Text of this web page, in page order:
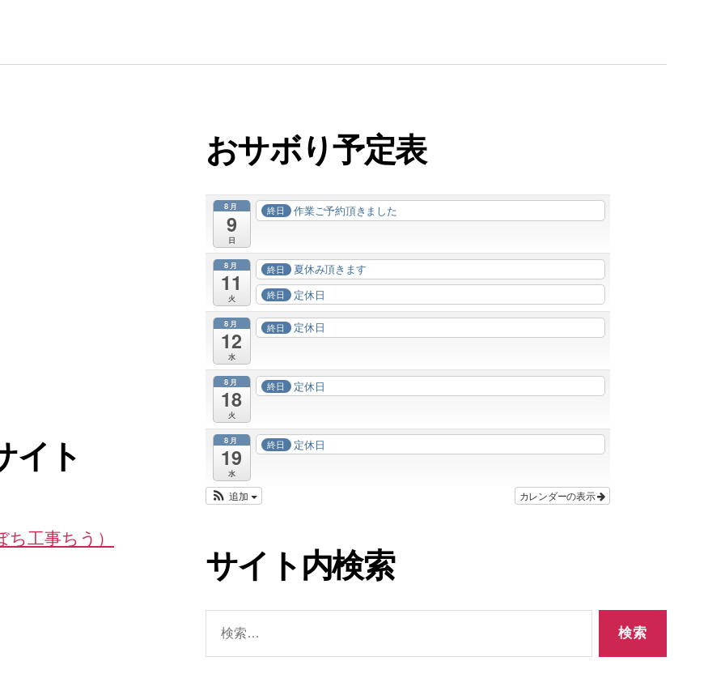
イト
工事ちう）
おサボり予定表
8月
9
日
終日 作業ご予約頂きました
8月
11
火
終日 夏休み頂きます
終日 定休日
8月
12
水
終日 定休日
8月
18
火
終日 定休日
8月
19
水
終日 定休日
カレンダーの表示
追加
サイト内検索